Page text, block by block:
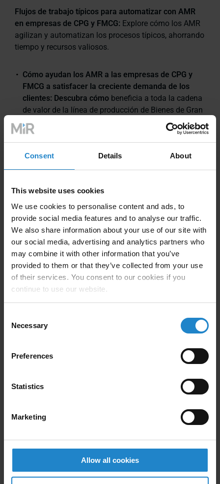
Consent Details About
This website uses cookies
We use cookies to personalise content and ads, to
provide social media features and to analyse our traffic.
We also share information about your use of our site with
our social media, advertising and analytics partners who
may combine it with other information that you’ve
provided to them or that they’ve collected from your use
of their services. You consent to our cookies if you
continue to use our website.
Selection
Necessary
Preferences
Statistics
Marketing
Allow all cookies
Flujos de trabajo típicos para automatizar con AMR
en empresas de CPG y FMCG: Explore cómo los AMR
agilizan y automatizan los procesos típicos, ahorrando
tiempo y recursos valiosos.
Cómo ayudan los AMR a las empresas de CPG y
FMCG a satisfacer la creciente demanda de los
clientes: Descubra cómo beneficia a toda la cadena
de valor de la línea de producción de Bienes de Gran
Consumo y CPG con el despliegue de AMRs
Descubra los AMR y las soluciones más populares
del sector
Imagínese un futuro en el que sus operaciones
precisión y eficacia en todo momento. Imagínese el
ahorro de costes, el aumento de la productividad y la
capacidad de adaptarse instantáneamente a los
requisitos cambiantes. Esto no es sólo una visión, es la
realidad que puede conseguir con los AMR.